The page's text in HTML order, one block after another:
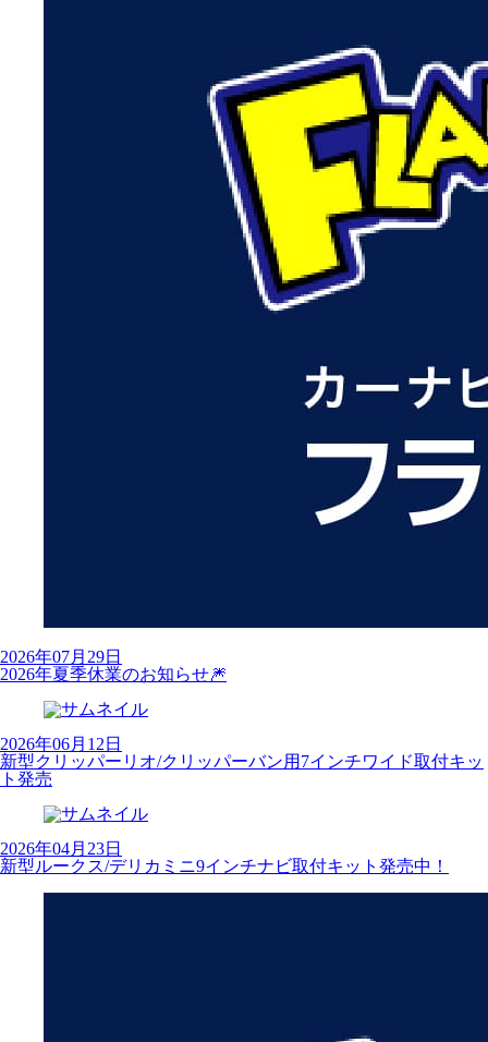
2026年07月29日
2026年夏季休業のお知らせ🎆
2026年06月12日
新型クリッパーリオ/クリッパーバン用7インチワイド取付キッ
ト発売
2026年04月23日
新型ルークス/デリカミニ9インチナビ取付キット発売中！